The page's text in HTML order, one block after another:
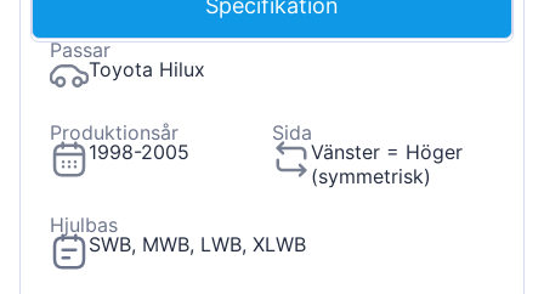
Specifikation
Passar
Toyota Hilux
Produktionsår
1998-2005
Sida
Vänster = Höger
(symmetrisk)
Hjulbas
SWB, MWB, LWB, XLWB